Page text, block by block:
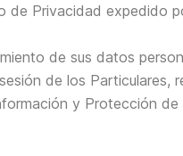
de Privacidad expedido
de sus datos
de los
y Protección